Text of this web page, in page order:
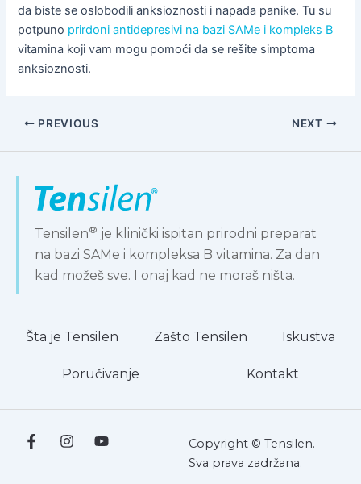
da biste se oslobodili anksioznosti i napada panike. Tu su
potpuno prirdoni antidepresivi na bazi SAMe i kompleks B
vitamina koji vam mogu pomoći da se rešite simptoma
anksioznosti.
PREVIOUS NEXT
Tensilen® je klinički ispitan prirodni preparat
na bazi SAMe i kompleksa B vitamina. Za dan
kad možeš sve. I onaj kad ne moraš ništa.
Šta je Tensilen Zašto Tensilen Iskustva
Poručivanje Kontakt
Copyright © Tensilen.
Sva prava zadržana.